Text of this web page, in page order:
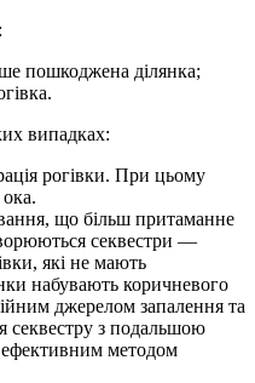
пошкоджена ділянка;
випадках:
рогівки. При цьому
що більш притаманне
секвестри —
які не мають
набувають коричневого
джерелом запалення та
секвестру з подальшою
методом